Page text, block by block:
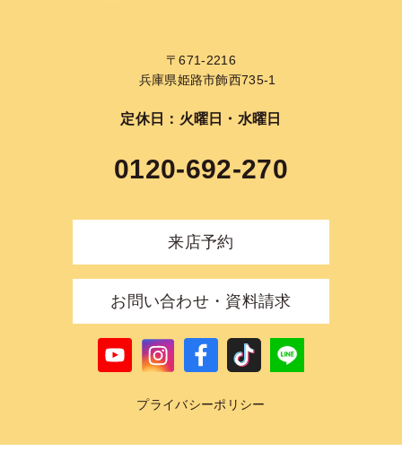
〒671-2216
兵庫県姫路市飾西735-1
定休日：火曜日・水曜日
0120-692-270
来店予約
お問い合わせ・資料請求
プライバシーポリシー